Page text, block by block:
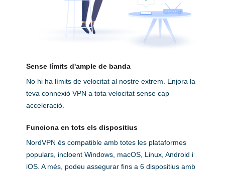
Sense límits d'ample de banda
No hi ha límits de velocitat al nostre extrem. Enjora la
teva connexió VPN a tota velocitat sense cap
acceleració.
Funciona en tots els dispositius
NordVPN és compatible amb totes les plataformes
populars, incloent Windows, macOS, Linux, Android i
iOS. A més, podeu assegurar fins a 6 dispositius amb